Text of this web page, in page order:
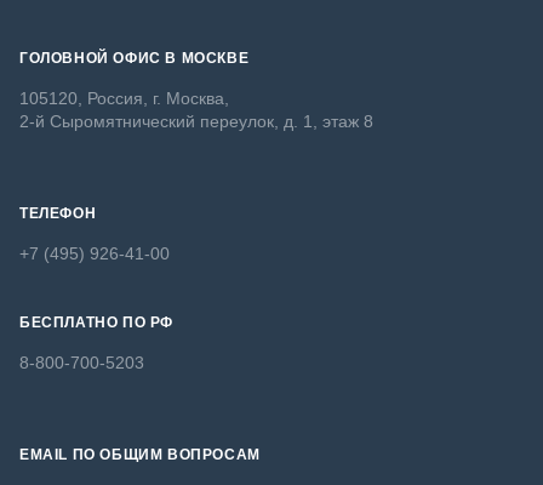
ГОЛОВНОЙ ОФИС В МОСКВЕ
105120, Россия, г. Москва,
2-й Сыромятнический переулок, д. 1, этаж 8
ТЕЛЕФОН
+7 (495) 926-41-00
БЕСПЛАТНО ПО РФ
8-800-700-5203
EMAIL ПО ОБЩИМ ВОПРОСАМ